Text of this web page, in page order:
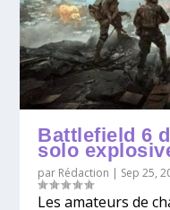
Battlefield 6
solo
par Rédaction | Sep 25,
Les amateurs de